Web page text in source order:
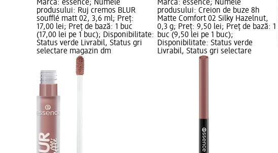
Marcă: essence; Numele
produsului: Ruj cremos BLUR
soufflé matt 02, 3,6 ml; Preț:
17,00 lei; Preț de bază: 1 buc
(17,00 lei pe 1 buc); Disponibilitate:
Status verde Livrabil, Status gri
selectare magazin dm
Marcă: essence; Numele
produsului: Creion de buze 8h
Matte Comfort 02 Silky Hazelnut,
0,3 g; Preț: 9,50 lei; Preț de bază: 1
buc (9,50 lei pe 1 buc);
Disponibilitate: Status verde
Livrabil, Status gri selectare